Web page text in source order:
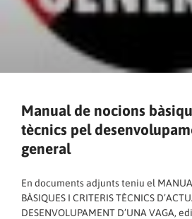
Manual de nocions
tècnics pel
general
En documents adjunts teniu el
BÀSIQUES I CRITERIS TÈCNICS
DESENVOLUPAMENT D’UNA VAGA,